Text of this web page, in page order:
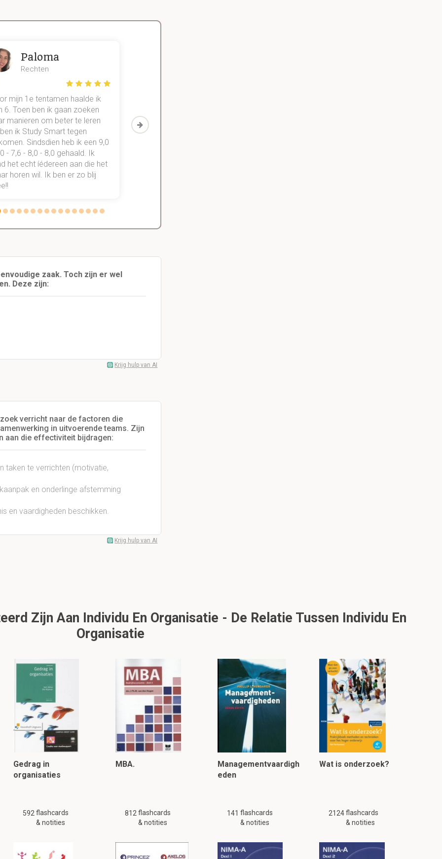
Paloma
Rechten
mijn 1e tentamen haalde ik
6. Toen ben ik gaan zoeken
manieren om beter te leren
ik Study Smart tegen
Sindsdien heb ik een 9,0
- 7,6 - 8,0 - 8,0 gehaald. Ik
het echt íédereen aan die het
horen wil. Ik ben er zo blij
vakken. Sinds ik mijn
aantekeningen digitaal maak in
zaak. Toch zijn er wel
Deze zijn:
Krijg hulp van AI
verricht naar de factoren die
in uitvoerende teams. Zijn
aan die effectiviteit bijdragen:
taken te verrichten (motivatie,
en onderlinge afstemming
en vaardigheden beschikken.
Krijg hulp van AI
Zijn Aan Individu En Organisatie - De Relatie Tussen Individu En
Organisatie
Gedrag in
organisaties
592 flashcards
& notities
MBA.
812 flashcards
& notities
Managementvaardigh
eden
141 flashcards
& notities
Wat is onderzoek?
2124 flashcards
& notities